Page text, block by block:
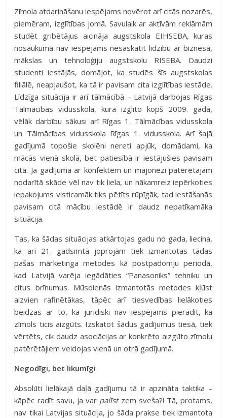
Zīmola atdarināšanu iespējams novērot arī citās nozarēs,
piemēram, izglītības jomā. Savulaik ar aktīvām reklāmām
studēt gribētājus aicināja augstskola EIHSEBA, kuras
nosaukumā nav iespējams nesaskatīt līdzību ar biznesa,
mākslas un tehnoloģiju augstskolu RISEBA. Daudzi
studenti iestājās, domājot, ka studēs šīs augstskolas
filiālē, neapjaušot, ka tā ir pavisam cita izglītības iestāde.
Līdzīga situācija ir arī tālmācībā – Latvijā darbojas Rīgas
Tālmācības vidusskola, kura izglīto kopš 2009. gada,
vēlāk darbību sākusi arī Rīgas 1. Tālmācības vidusskola
un Tālmācības vidusskola Rīgas 1. vidusskola. Arī šajā
gadījumā topošie skolēni nereti apjūk, domādami, ka
mācās vienā skolā, bet patiesībā ir iestājušies pavisam
citā. Ja gadījumā ar konfektēm un majonēzi patērētājam
nodarītā skāde vēl nav tik liela, un nākamreiz iepērkoties
iepakojums visticamāk tiks pētīts rūpīgāk, tad iestāšanās
pavisam citā mācību iestādē ir daudz nepatīkamāka
situācija.
Tas, ka šādas situācijas atkārtojas gadu no gada, liecina,
ka arī 21. gadsimtā joprojām tiek izmantotas tādas
pašas mārketinga metodes kā postpadomju periodā,
kad Latvijā varēja iegādāties “Panasoniks” tehniku un
citus brīnumus. Mūsdienās izmantotās metodes kļūst
aizvien rafinētākas, tāpēc arī tiesvedības lielākoties
beidzas ar to, ka juridiski nav iespējams pierādīt, ka
zīmols ticis aizgūts. Izskatot šādus gadījumus tiesā, tiek
vērtēts, cik daudz asociācijas ar konkrēto aizgūto zīmolu
patērētājiem veidojas vienā un otrā gadījumā.
Negodīgi, bet likumīgi
Absolūti lielākajā daļā gadījumu tā ir apzināta taktika –
kāpēc radīt savu, ja var palīstzem sveša?! Tā, protams,
nav tikai Latvijas situācija, jo šāda prakse tiek izmantota